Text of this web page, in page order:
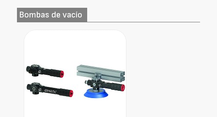
Bombas de vacío